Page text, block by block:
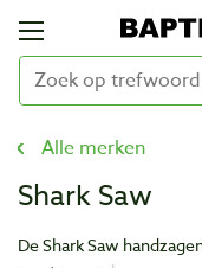
Alle merken
Shark Saw
De Shark Saw